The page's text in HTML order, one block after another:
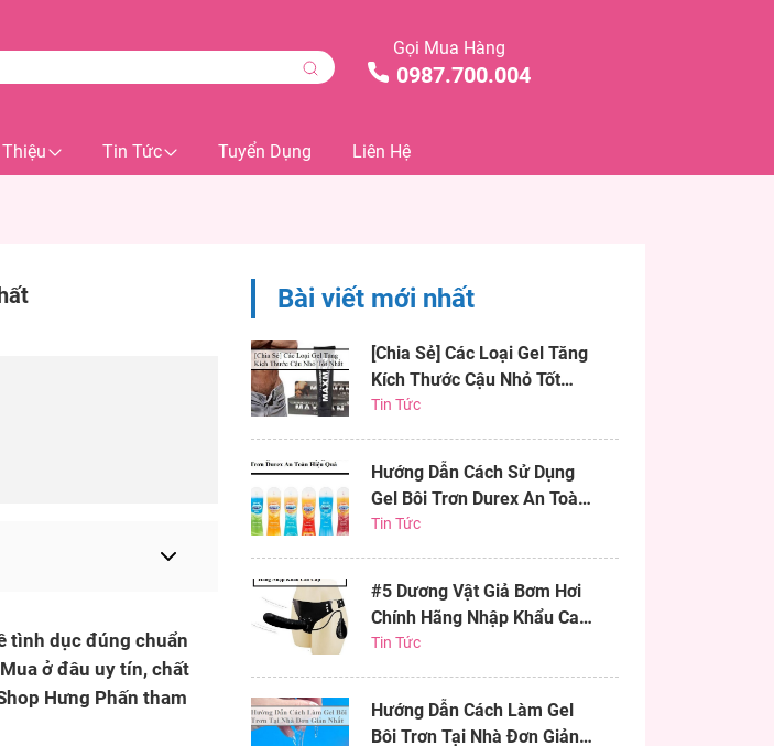
Gọi Mua Hàng
0987.700.004
Tin Tức Tuyển Dụng Liên Hệ
tình dục đúng chuẩn
ở đâu uy tín, chất
Hưng Phấn tham
Bài viết mới nhất
[Chia Sẻ] Các Loại Gel Tăng
Kích Thước Cậu Nhỏ Tốt
Nhất
Tin Tức
Hướng Dẫn Cách Sử Dụng
Gel Bôi Trơn Durex An Toàn
Hiệu Quả
Tin Tức
#5 Dương Vật Giả Bơm Hơi
Chính Hãng Nhập Khẩu Cao
Cấp
Tin Tức
Hướng Dẫn Cách Làm Gel
Bôi Trơn Tại Nhà Đơn Giản